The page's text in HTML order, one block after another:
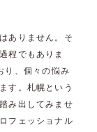
ありません。そ
程でもありま
り、個々の悩み
す。札幌という
み出してみませ
フェッショナル